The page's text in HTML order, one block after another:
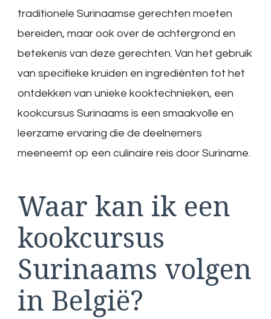
traditionele Surinaamse gerechten moeten
bereiden, maar ook over de achtergrond en
betekenis van deze gerechten. Van het gebruik
van specifieke kruiden en ingrediënten tot het
ontdekken van unieke kooktechnieken, een
kookcursus Surinaams is een smaakvolle en
leerzame ervaring die de deelnemers
meeneemt op een culinaire reis door Suriname.
Waar kan ik een
kookcursus
Surinaams volgen
in België?